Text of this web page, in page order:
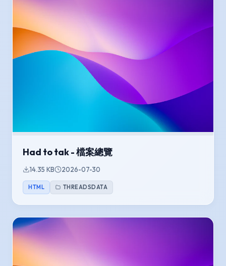
Had to tak - 檔案總覽
14.35 KB 2026-07-30
HTML THREADSDATA